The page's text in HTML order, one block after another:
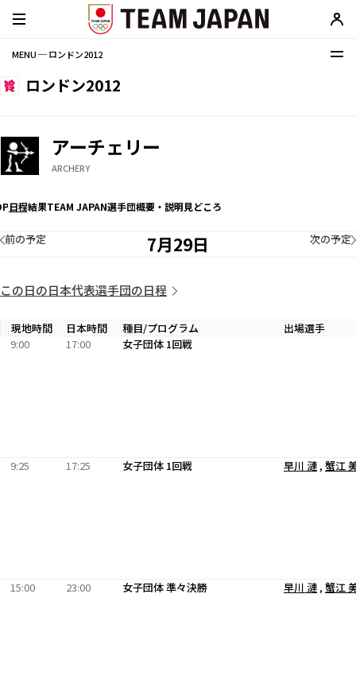
MENU ─ ロンドン2012
ロンドン2012
アーチェリー
ARCHERY
日程結果TEAM JAPAN選手団概要・説明見どころ
7月29日
前の予定 次の予定
この日の日本代表選手団の日程
現地時間 日本時間 種目/プログラム
出場選手
9:00
17:00 女子団体 1回戦
9:25 17:25 女子団体 1回戦 早川 漣 , 蟹江
15:00 23:00 女子団体 準々決勝 早川 漣 , 蟹江